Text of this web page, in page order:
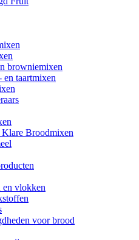
browniemixen
en taartmixen
Broodmixen
en vlokken
voor brood